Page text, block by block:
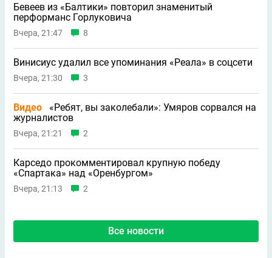
Бевеев из «Балтики» повторил знаменитый
перформанс Горлуковича
Вчера, 21:47 8
Винисиус удалил все упоминания «Реала» в соцсети
Вчера, 21:30 3
Видео
«Ребят, вы заколебали»: Умяров сорвался на
журналистов
Вчера, 21:21 2
Карседо прокомментировал крупную победу
«Спартака» над «Оренбургом»
Вчера, 21:13 2
Все новости